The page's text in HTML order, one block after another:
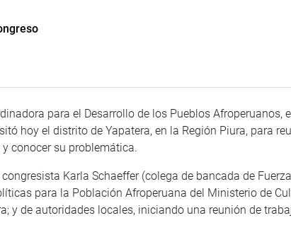
para el Desarrollo de los Pueblos Afroperuanos,
hoy el distrito de Yapatera, en la Región Piura, para
conocer su problemática.
Karla Schaeffer (colega de bancada de
para la Población Afroperuana del Ministerio de
y de autoridades locales, iniciando una reunión de